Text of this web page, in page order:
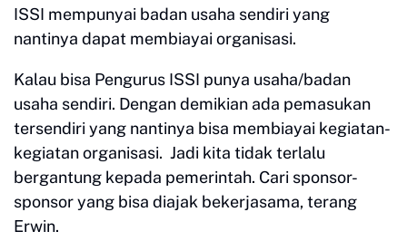
ISSI mempunyai badan usaha sendiri yang
nantinya dapat membiayai organisasi.
Kalau bisa Pengurus ISSI punya usaha/badan
usaha sendiri. Dengan demikian ada pemasukan
tersendiri yang nantinya bisa membiayai kegiatan-
kegiatan organisasi. Jadi kita tidak terlalu
bergantung kepada pemerintah. Cari sponsor-
sponsor yang bisa diajak bekerjasama, terang
Erwin.